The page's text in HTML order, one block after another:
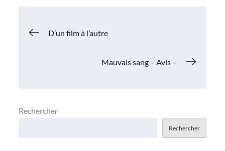
Navigation
D’un film à l’autre
Mauvais sang – Avis –
Rechercher
Rechercher